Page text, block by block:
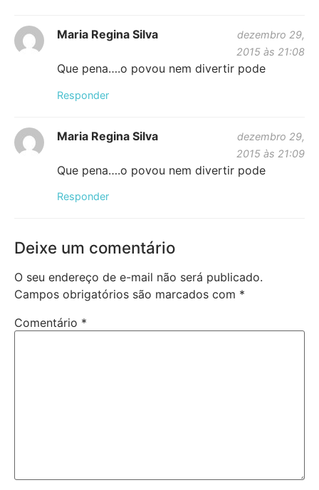
Maria Regina Silva
dezembro 29,
2015 às 21:08
Que pena….o povou nem divertir pode
Responder
Maria Regina Silva
dezembro 29,
2015 às 21:09
Que pena….o povou nem divertir pode
Responder
Deixe um comentário
O seu endereço de e-mail não será publicado.
Campos obrigatórios são marcados com *
Comentário *